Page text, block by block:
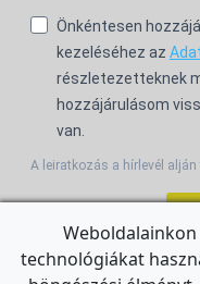
Önkéntesen
kezeléséhez az
részletezetteknek
hozzájárulásom
van.
A leiratkozás a hírlevél
For the English
technológiákat